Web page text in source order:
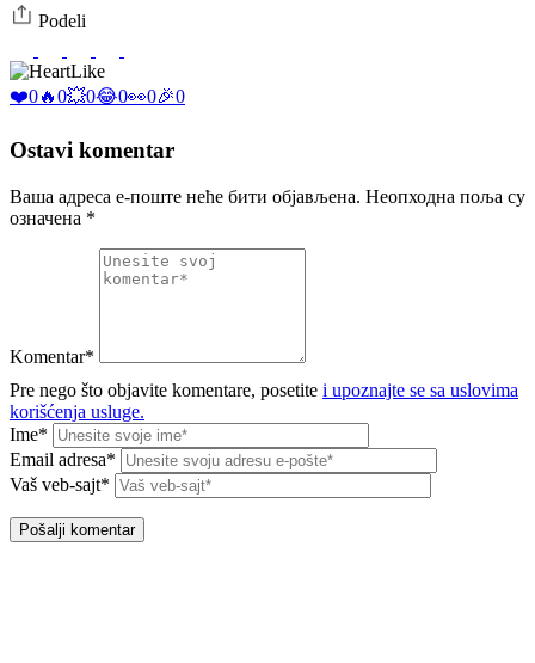
Podeli
Like
❤️0🔥0💥0😂0👀0🎉0
Ostavi komentar
Ваша адреса е-поште неће бити објављена. Неопходна поља су
означена *
Komentar*
Pre nego što objavite komentare, posetite i upoznajte se sa uslovima
korišćenja usluge.
Ime*
Email adresa*
Vaš veb-sajt*